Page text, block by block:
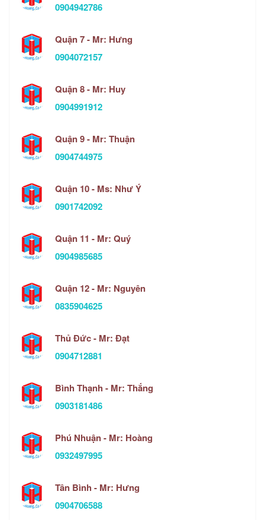
0904942786
Quận 7 - Mr: Hưng
0904072157
Quận 8 - Mr: Huy
0904991912
Quận 9 - Mr: Thuận
0904744975
Quận 10 - Ms: Như Ý
0901742092
Quận 11 - Mr: Quý
0904985685
Quận 12 - Mr: Nguyên
0835904625
Thủ Đức - Mr: Đạt
0904712881
Bình Thạnh - Mr: Thắng
0903181486
Phú Nhuận - Mr: Hoàng
0932497995
Tân Bình - Mr: Hưng
0904706588